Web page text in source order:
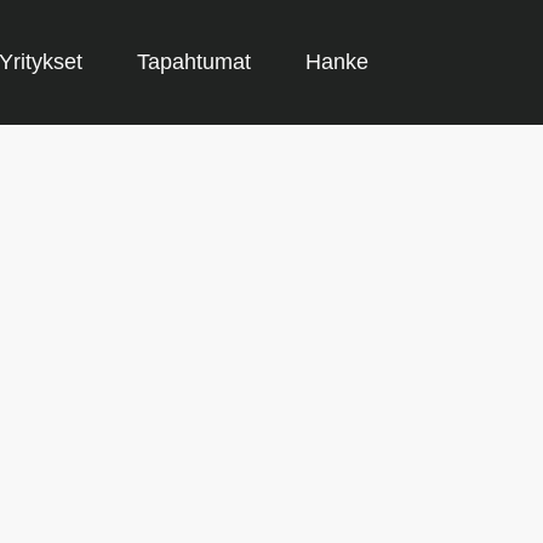
Yritykset Tapahtumat Hanke